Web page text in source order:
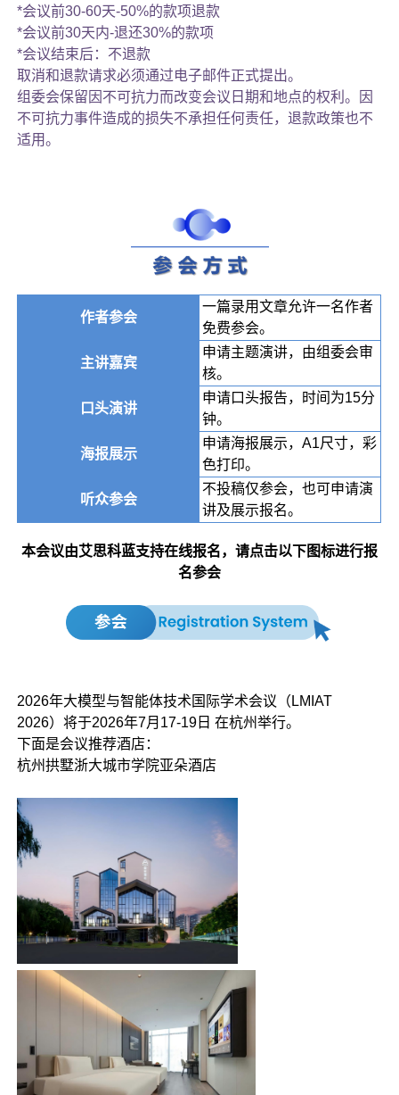
*会议前30-60天-50%的款项退款
*会议前30天内-退还30%的款项
*会议结束后：不退款
取消和退款请求必须通过电子邮件正式提出。
组委会保留因不可抗力而改变会议日期和地点的权利。因
不可抗力事件造成的损失不承担任何责任，退款政策也不
适用。
作者参会
一篇录用文章允许一名作者
免费参会。
主讲嘉宾
申请主题演讲，由组委会审
核。
口头演讲
申请口头报告，时间为15分
钟。
海报展示
申请海报展示，A1尺寸，彩
色打印。
听众参会
不投稿仅参会，也可申请演
讲及展示报名。
本会议由艾思科蓝支持在线报名，请点击以下图标进行报
名参会
2026年大模型与智能体技术国际学术会议（LMIAT
2026）将于2026年7月17-19日 在杭州举行。
下面是会议推荐酒店：
杭州拱墅浙大城市学院亚朵酒店